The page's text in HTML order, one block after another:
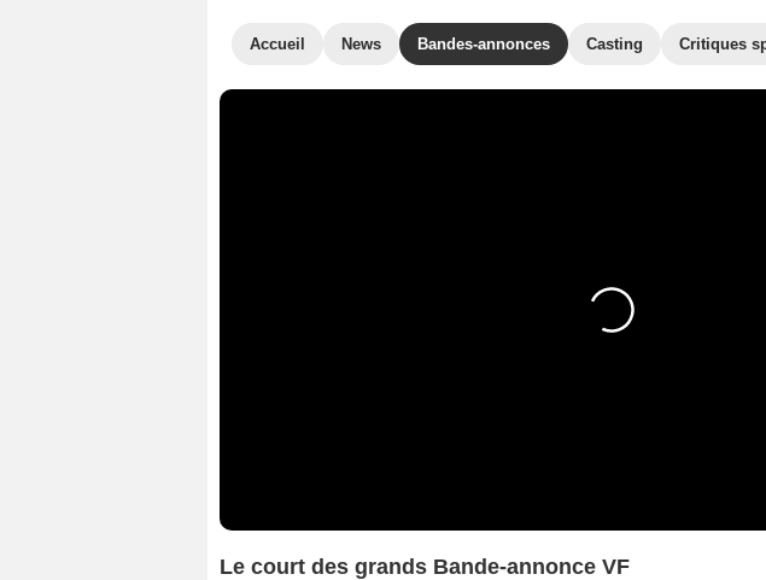
Accueil News Bandes-annonces Casting Critiques
Le court des grands Bande-annonce VF